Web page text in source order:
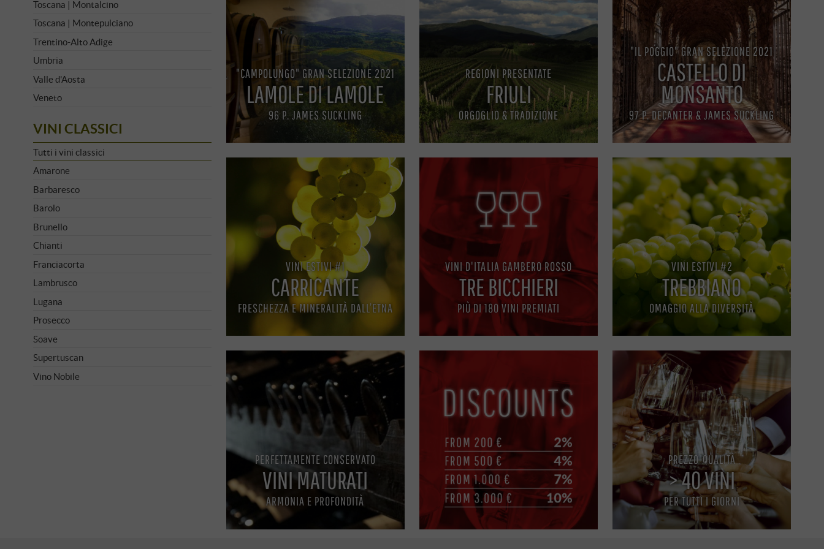
Toscana | Montalcino
Toscana | Montepulciano
Trentino-Alto Adige
Umbria
Valle d'Aosta
Veneto
VINI CLASSICI
Tutti i vini classici
Amarone
Barbaresco
Barolo
Brunello
Chianti
Franciacorta
Lambrusco
Lugana
Prosecco
Soave
Supertuscan
Vino Nobile
"CAMPOLUNGO" GRAN SELEZIONE 2021
LAMOLE DI LAMOLE
96 P. JAMES SUCKLING
REGIONI PRESENTATE
FRIULI
ORGOGLIO & TRADIZIONE
"IL POGGIO" GRAN SELEZIONE 2021
CASTELLO DI
MONSANTO
97 P. DECANTER & JAMES SUCKLING
VINI ESTIVI #1
CARRICANTE
FRESCHEZZA E MINERALITÀ DALL’ETNA
VINI D'ITALIA GAMBERO ROSSO
TRE BICCHIERI
PIÙ DI 180 VINI PREMIATI
VINI ESTIVI #2
TREBBIANO
OMAGGIO ALLA DIVERSITÀ
PERFETTAMENTE CONSERVATO
VINI MATURATI
ARMONIA E PROFONDITÀ
PREZZO-QUALITÀ
> 40 VINI
PER TUTTI I GIORNI